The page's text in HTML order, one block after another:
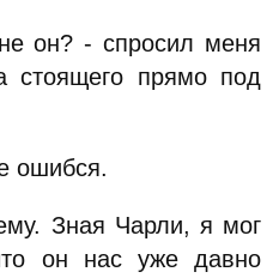
он? - спросил меня
стоящего прямо под
ошибся.
Зная Чарли, я мог
он нас уже давно